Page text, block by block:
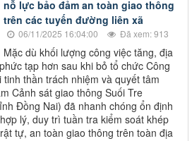
nỗ lực bảo đảm an toàn giao thông
trên các tuyến đường liên xã
06/11/2025 16:04:00 Đã xem: 913
Mặc dù khối lượng công việc tăng, địa
tạp hơn sau khi bỏ tổ chức Công
thần trách nhiệm và quyết tâm
Cảnh sát giao thông Suối Tre
Đồng Nai) đã nhanh chóng ổn định
lý, duy trì tuần tra kiểm soát khép
tự, an toàn giao thông trên toàn địa